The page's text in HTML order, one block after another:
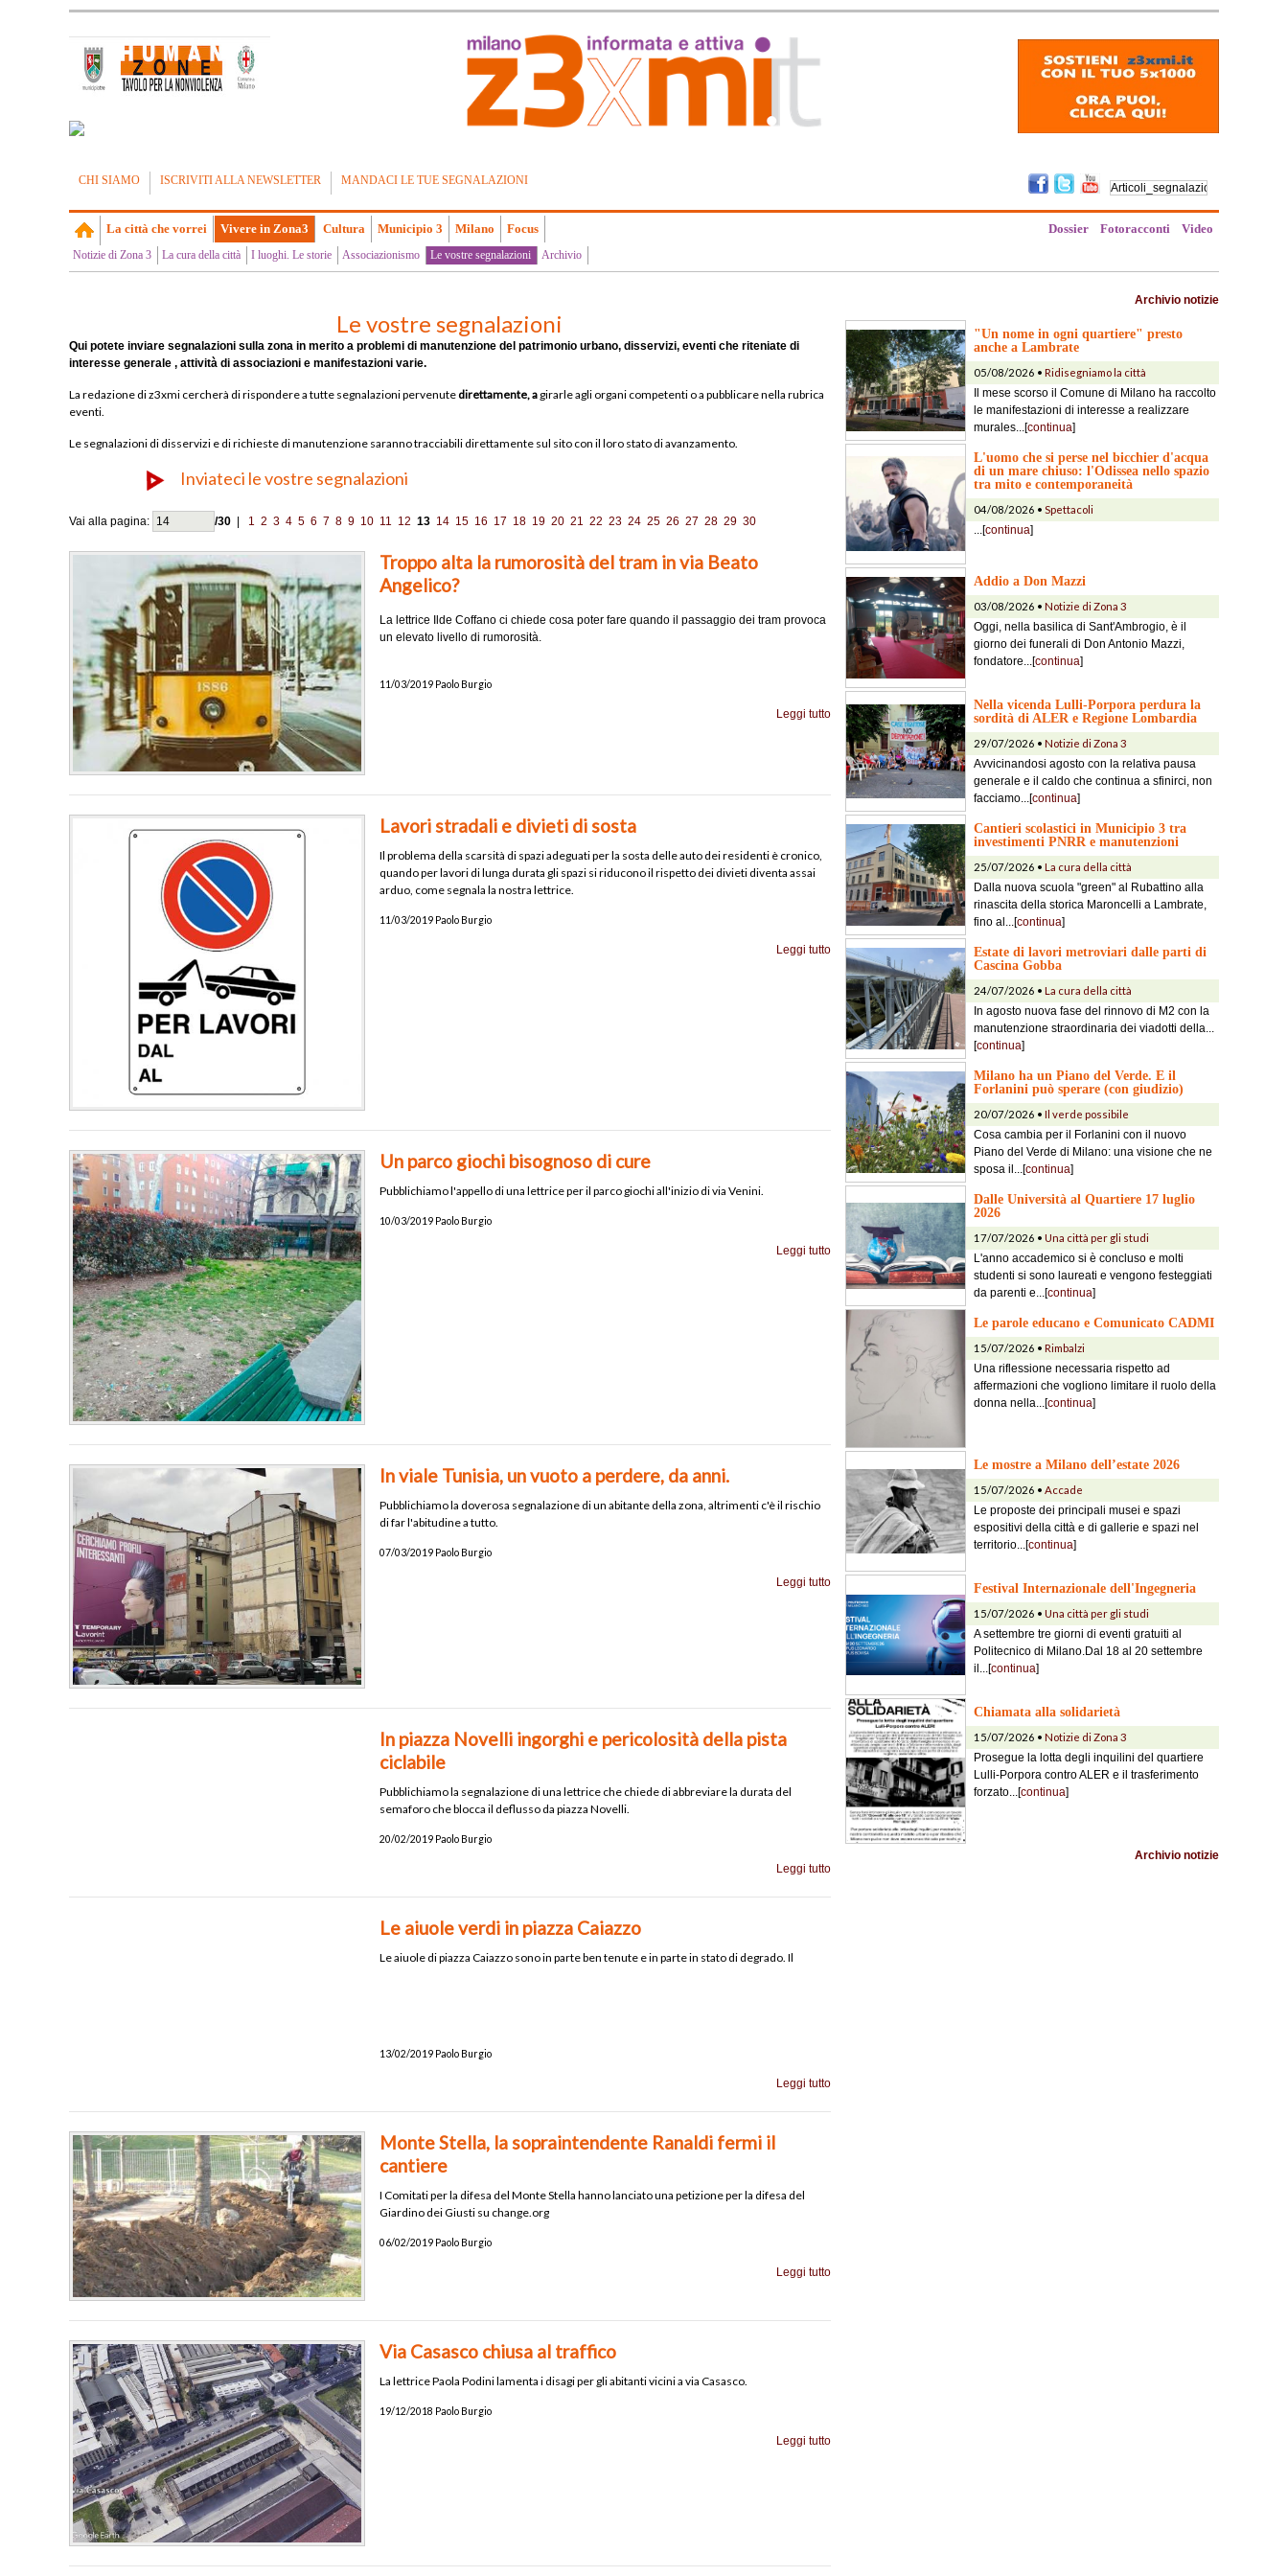
CHI SIAMO ISCRIVITI ALLA NEWSLETTER MANDACI LE TUE SEGNALAZIONI
La città che vorrei Vivere in Zona3 Cultura Municipio 3 Milano Focus Dossier Fotoracconti Video
Notizie di Zona 3 La cura della città I luoghi. Le storie Associazionismo Le vostre segnalazioni Archivio
Le vostre segnalazioni
Qui potete inviare segnalazioni sulla zona in merito a problemi di manutenzione del patrimonio urbano, disservizi, eventi che riteniate di
interesse generale , attività di associazioni e manifestazioni varie.
La redazione di z3xmi cercherà di rispondere a tutte segnalazioni pervenutedirettamente, a girarle agli organi competenti o a pubblicare nella rubrica
eventi.
Le segnalazioni di disservizi e di richieste di manutenzione saranno tracciabili direttamente sul sito con il loro stato di avanzamento.
Inviateci le vostre segnalazioni
Vai alla pagina: /30 1 2 3 4 5 6 7 8 9 10 11 12 13 14 15 16 17 18 19 20 21 22 23 24 25 26 27 28 29 30
Troppo alta la rumorosità del tram in via Beato
Angelico?
La lettrice Ilde Coffano ci chiede cosa poter fare quando il passaggio dei tram provoca
un elevato livello di rumorosità.
11/03/2019 Paolo Burgio
Leggi tutto
Lavori stradali e divieti di sosta
Il problema della scarsità di spazi adeguati per la sosta delle auto dei residenti è cronico,
quando per lavori di lunga durata gli spazi si riducono il rispetto dei divieti diventa assai
arduo, come segnala la nostra lettrice.
11/03/2019 Paolo Burgio
Leggi tutto
Un parco giochi bisognoso di cure
Pubblichiamo l'appello di una lettrice per il parco giochi all'inizio di via Venini.
10/03/2019 Paolo Burgio
Leggi tutto
In viale Tunisia, un vuoto a perdere, da anni.
Pubblichiamo la doverosa segnalazione di un abitante della zona, altrimenti c'è il rischio
di far l'abitudine a tutto.
07/03/2019 Paolo Burgio
Leggi tutto
In piazza Novelli ingorghi e pericolosità della pista
ciclabile
Pubblichiamo la segnalazione di una lettrice che chiede di abbreviare la durata del
semaforo che blocca il deflusso da piazza Novelli.
20/02/2019 Paolo Burgio
Leggi tutto
Le aiuole verdi in piazza Caiazzo
Le aiuole di piazza Caiazzo sono in parte ben tenute e in parte in stato di degrado. Il
13/02/2019 Paolo Burgio
Leggi tutto
Monte Stella, la sopraintendente Ranaldi fermi il
cantiere
I Comitati per la difesa del Monte Stella hanno lanciato una petizione per la difesa del
Giardino dei Giusti su change.org
06/02/2019 Paolo Burgio
Leggi tutto
Via Casasco chiusa al traffico
La lettrice Paola Podini lamenta i disagi per gli abitanti vicini a via Casasco.
19/12/2018 Paolo Burgio
Leggi tutto
Archivio notizie
"Un nome in ogni quartiere" presto
anche a Lambrate
05/08/2026 • Ridisegniamo la città
Il mese scorso il Comune di Milano ha raccolto
le manifestazioni di interesse a realizzare
murales...[continua]
L'uomo che si perse nel bicchier d'acqua
di un mare chiuso: l'Odissea nello spazio
tra mito e contemporaneità
04/08/2026 • Spettacoli
...[continua]
Addio a Don Mazzi
03/08/2026 • Notizie di Zona 3
Oggi, nella basilica di Sant'Ambrogio, è il
giorno dei funerali di Don Antonio Mazzi,
fondatore...[continua]
Nella vicenda Lulli-Porpora perdura la
sordità di ALER e Regione Lombardia
29/07/2026 • Notizie di Zona 3
Avvicinandosi agosto con la relativa pausa
generale e il caldo che continua a sfinirci, non
facciamo...[continua]
Cantieri scolastici in Municipio 3 tra
investimenti PNRR e manutenzioni
25/07/2026 • La cura della città
Dalla nuova scuola "green" al Rubattino alla
rinascita della storica Maroncelli a Lambrate,
fino al...[continua]
Estate di lavori metroviari dalle parti di
Cascina Gobba
24/07/2026 • La cura della città
In agosto nuova fase del rinnovo di M2 con la
manutenzione straordinaria dei viadotti della...
[continua]
Milano ha un Piano del Verde. E il
Forlanini può sperare (con giudizio)
20/07/2026 • Il verde possibile
Cosa cambia per il Forlanini con il nuovo
Piano del Verde di Milano: una visione che ne
sposa il...[continua]
Dalle Università al Quartiere 17 luglio
2026
17/07/2026 • Una città per gli studi
L'anno accademico si è concluso e molti
studenti si sono laureati e vengono festeggiati
da parenti e...[continua]
Le parole educano e Comunicato CADMI
15/07/2026 • Rimbalzi
Una riflessione necessaria rispetto ad
affermazioni che vogliono limitare il ruolo della
donna nella...[continua]
Le mostre a Milano dell’estate 2026
15/07/2026 • Accade
Le proposte dei principali musei e spazi
espositivi della città e di gallerie e spazi nel
territorio...[continua]
Festival Internazionale dell'Ingegneria
15/07/2026 • Una città per gli studi
A settembre tre giorni di eventi gratuiti al
Politecnico di Milano.Dal 18 al 20 settembre
il...[continua]
Chiamata alla solidarietà
15/07/2026 • Notizie di Zona 3
Prosegue la lotta degli inquilini del quartiere
Lulli-Porpora contro ALER e il trasferimento
forzato...[continua]
Archivio notizie